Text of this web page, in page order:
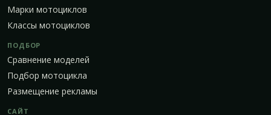
Марки мотоциклов
Классы мотоциклов
ПОДБОР
Сравнение моделей
Подбор мотоцикла
Размещение рекламы
САЙТ